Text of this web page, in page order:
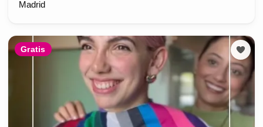
Madrid
Gratis